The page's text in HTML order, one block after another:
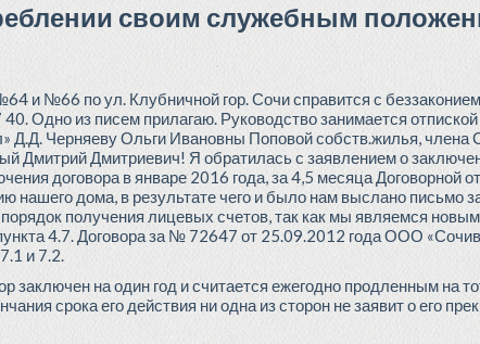
своим служебным
и №66 по ул. Клубничной гор. Сочи справится с
Одно из писем прилагаю. Руководство занимается
Черняеву Ольги Ивановны Поповой собств.жилья, члена
Дмитрий Дмитриевич! Я обратилась с заявлением о
договора в январе 2016 года, за 4,5 месяца Договорной
нашего дома, в результате чего и было нам выслано письмо
получения лицевых счетов, так как мы являемся
4.7. Договора за № 72647 от 25.09.2012 года ООО
и 7.2.
на один год и считается ежегодно продленным на
срока его действия ни одна из сторон не заявит о его